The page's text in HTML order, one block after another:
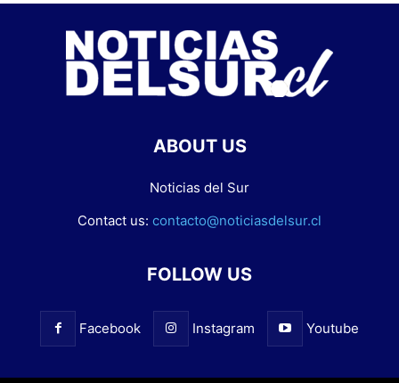
ABOUT US
Noticias del Sur
Contact us: contacto@noticiasdelsur.cl
FOLLOW US
Facebook Instagram Youtube